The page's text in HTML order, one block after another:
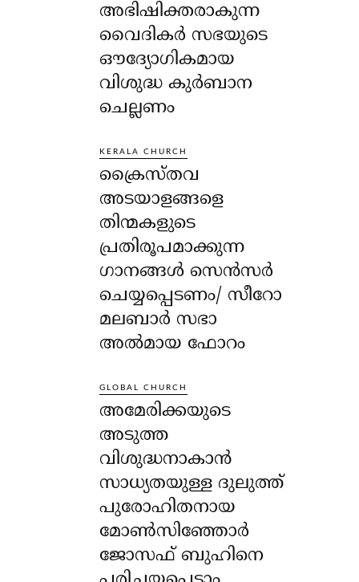
അഭിഷിക്തരാകുന്ന
വൈദികർ സഭയുടെ
ഔദ്യോഗികമായ
വിശുദ്ധ കുർബാന
ചെല്ലണം
KERALA CHURCH
ക്രൈസ്തവ
അടയാളങ്ങളെ
തിന്മകളുടെ
പ്രതിരൂപമാക്കുന്ന
ഗാനങ്ങൾ സെൻസർ
ചെയ്യപ്പെടണം/ സീറോ
മലബാർ സഭാ
അൽമായ ഫോറം
GLOBAL CHURCH
അമേരിക്കയുടെ
അടുത്ത
വിശുദ്ധനാകാൻ
സാധ്യതയുള്ള ദുലുത്ത്
പുരോഹിതനായ
മോൺസിഞ്ഞോർ
ജോസഫ് ബുഹിനെ